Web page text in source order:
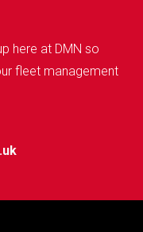
here at DMN so
fleet management